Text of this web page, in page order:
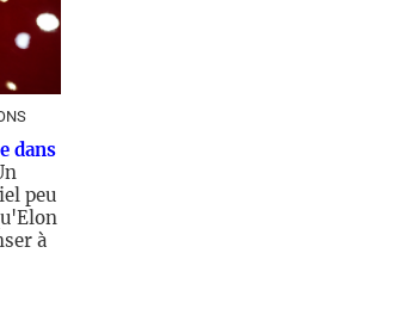
dans
peu
à